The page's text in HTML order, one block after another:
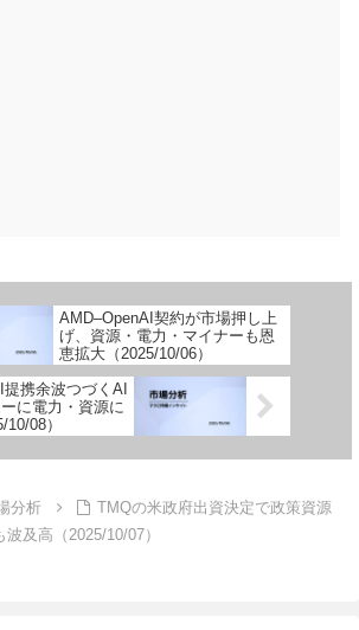
AMD–OpenAI契約が市場押し上
げ、資源・電力・マイナーも恩
恵拡大（2025/10/06）
携余波つづくAI
に電力・資源に
08）
分析
TMQの米政府出資決定で政策資源
及高（2025/10/07）